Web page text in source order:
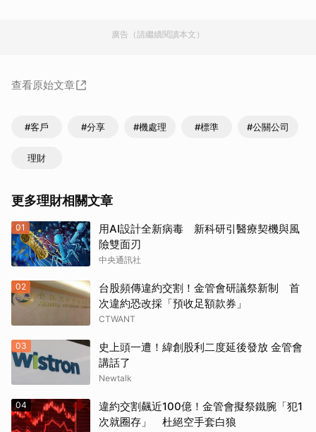
廣告（請繼續閱讀本文）
查看原始文章
#客戶 #分享 #機處理 #標準 #公關公司
理財
更多理財相關文章
01
用AI設計全新病毒 新科研引醫療契機與風
險雙面刃
中央通訊社
02
台股頻傳違約交割！金管會研議祭新制 首
次違約恐改採「預收足額款券」
CTWANT
03
史上頭一遭！緯創股利二度延後發放 金管會
講話了
Newtalk
04
違約交割飆近100億！金管會擬祭鐵腕「犯1
次就圈存」 杜絕空手套白狼